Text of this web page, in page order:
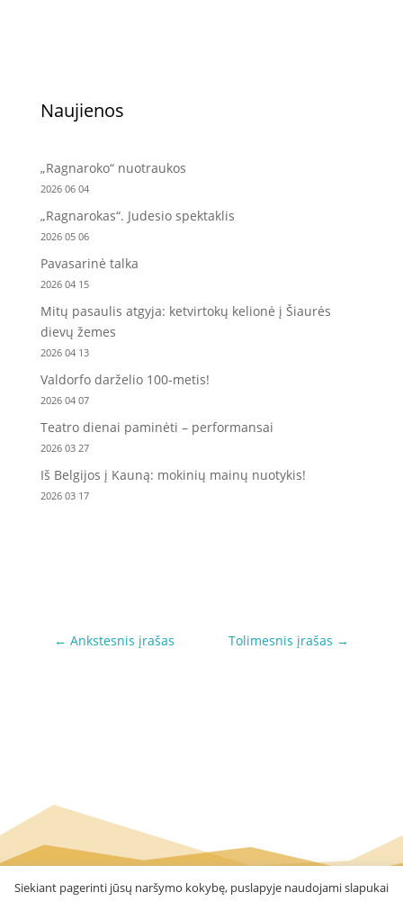
Naujienos
„Ragnaroko“ nuotraukos
2026 06 04
„Ragnarokas“. Judesio spektaklis
2026 05 06
Pavasarinė talka
2026 04 15
Mitų pasaulis atgyja: ketvirtokų kelionė į Šiaurės
dievų žemes
2026 04 13
Valdorfo darželio 100-metis!
2026 04 07
Teatro dienai paminėti – performansai
2026 03 27
Iš Belgijos į Kauną: mokinių mainų nuotykis!
2026 03 17
← Ankstesnis įrašas Tolimesnis įrašas →
Siekiant pagerinti jūsų naršymo kokybę, puslapyje naudojami slapukai